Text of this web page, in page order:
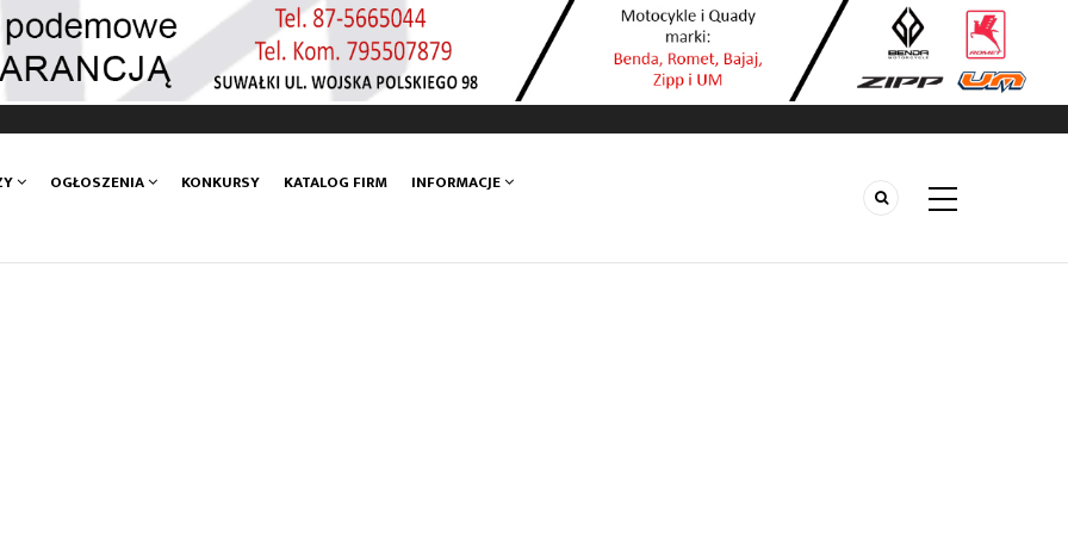
OGŁOSZENIA KONKURSY KATALOG FIRM INFORMACJE